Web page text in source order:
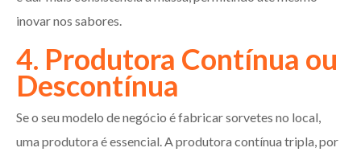
inovar nos sabores.
4. Produtora Contínua ou
Descontínua
Se o seu modelo de negócio é fabricar sorvetes no local,
uma produtora é essencial. A produtora contínua tripla, por